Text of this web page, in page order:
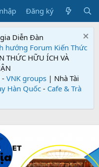
Đăng ký
Diễn Đàn
hướng Forum Kiến Thức
THỨC HỮU ÍCH VÀ
- VNK groups | Nhà Tài
Hàn Quốc - Cafe & Trà